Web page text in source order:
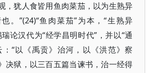
，犹人食皆用鱼肉菜茄，以为生熟异
。”(24)“鱼肉菜茄”为本，“生熟异
论汉代为“经学昌明时代”，并以“通
：“以《禹贡》治河，以《洪范》察
决狱，以三百五篇当谏书，治一经得